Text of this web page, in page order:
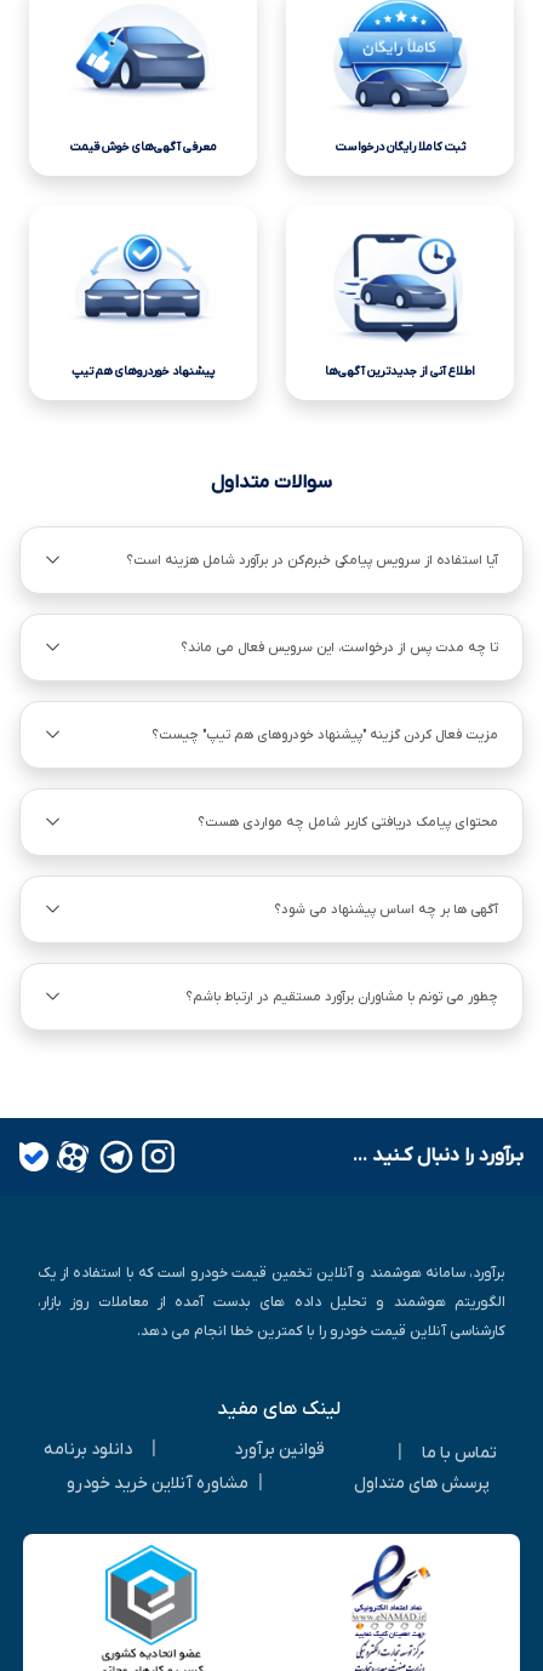
ثبت کاملا رایگان درخواست معرفی آگهی‌های خوش قیمت
اطلاع آنی از جدیدترین آگهی‌ها پیشنهاد خوردروهای هم تیپ
سوالات متداول
آیا استفاده از سرویس پیامکی خبرم‌کن در برآورد شامل هزینه است؟
تا چه مدت پس از درخواست، این سرویس فعال می ماند؟
مزیت فعال کردن گزینه "پیشنهاد خودروهای هم ‌تیپ" چیست؟
محتوای پیامک دریافتی کاربر شامل چه مواردی هست؟
آگهی ها بر چه اساس پیشنهاد می شود؟
چطور می تونم با مشاوران برآورد مستقیم در ارتباط باشم؟
بـرآورد را دنبال کـنید ...
برآورد، سامانه هوشمند و آنلاین تخمین قیمت خودرو است که با استفاده از یک
الگوریتم هوشمند و تحلیل داده های بدست آمده از معاملات روز بازار،
کارشناسی آنلاین قیمت خودرو را با کمترین خطا انجام می دهد.
لینک های مفید
تماس با ما قوانین برآورد
دانلود برنامه
پرسش های متداول
مشاوره آنلاین خرید خودرو